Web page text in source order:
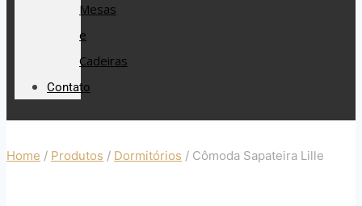
Mesas
e
Cadeiras
Contato
Home / Produtos / Dormitórios / Cômoda Sapateira Lille